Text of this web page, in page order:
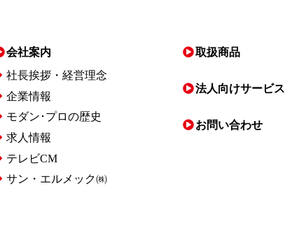
会社案内
社長挨拶・経営理念
企業情報
モダン･プロの歴史
求人情報
テレビCM
サン・エルメック㈱
取扱商品
法人向けサービス
お問い合わせ